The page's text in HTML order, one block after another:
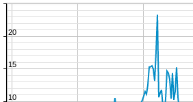
10
15
20